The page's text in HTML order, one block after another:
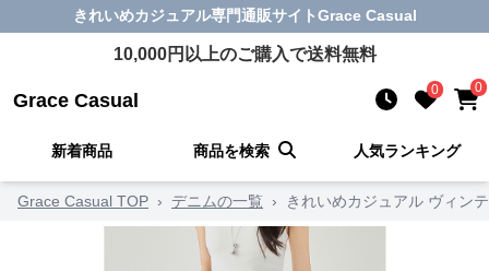
きれいめカジュアル専門通販サイトGrace Casual
10,000円以上のご購入で送料無料
Grace Casual 0 0
新着商品 商品を検索 人気ランキング
Grace Casual TOP › デニムの一覧 › きれいめカジュアル ヴィン